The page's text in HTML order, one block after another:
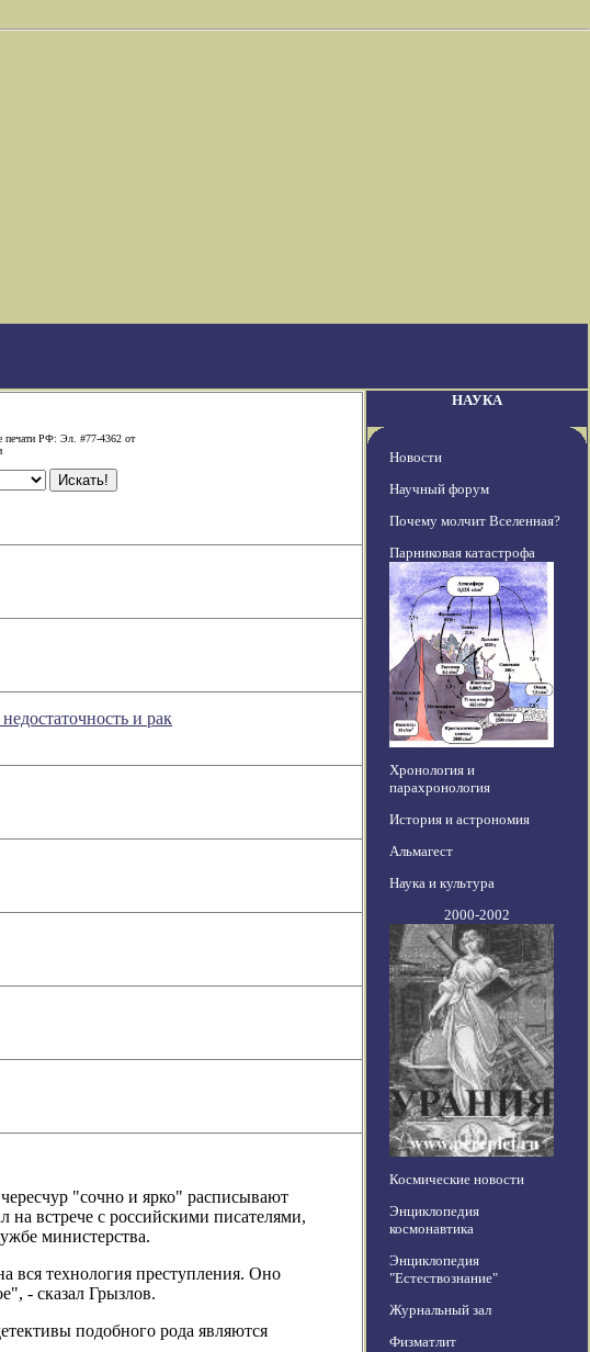
печати РФ: Эл. #77-4362 от
и рак
"сочно и ярко" расписывают
встрече с российскими писателями,
министерства.
вся технология преступления. Оно
- сказал Грызлов.
подобного рода являются
НАУКА
Новости
Научный форум
Почему молчит Вселенная?
Парниковая катастрофа
Хронология и
парахронология
История и астрономия
Альмагест
Наука и культура
2000-2002
Космические новости
Энциклопедия
космонавтика
Энциклопедия
"Естествознание"
Журнальный зал
Физматлит